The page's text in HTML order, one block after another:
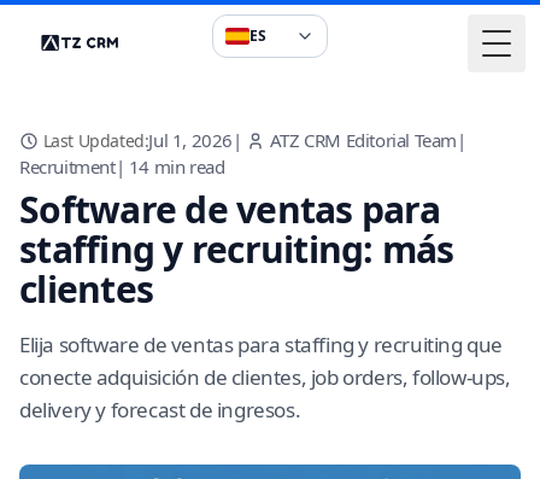
ES
Last Updated:Jul 1, 2026 | ATZ CRM Editorial Team |
Recruitment| 14 min read
Software de ventas para
staffing y recruiting: más
clientes
Elija software de ventas para staffing y recruiting que
conecte adquisición de clientes, job orders, follow-ups,
delivery y forecast de ingresos.